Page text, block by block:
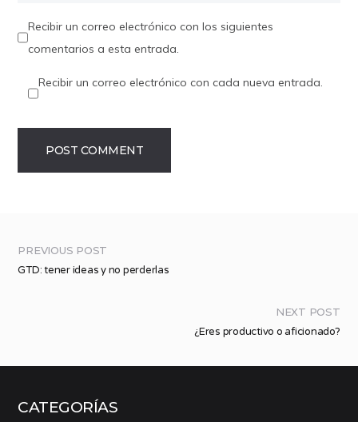
Recibir un correo electrónico con los siguientes
comentarios a esta entrada.
Recibir un correo electrónico con cada nueva entrada.
PREVIOUS POST
GTD: tener ideas y no perderlas
NEXT POST
¿Eres productivo o aficionado?
CATEGORÍAS